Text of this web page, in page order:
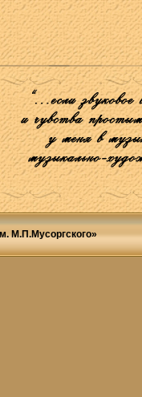
М.П.Мусоргского»